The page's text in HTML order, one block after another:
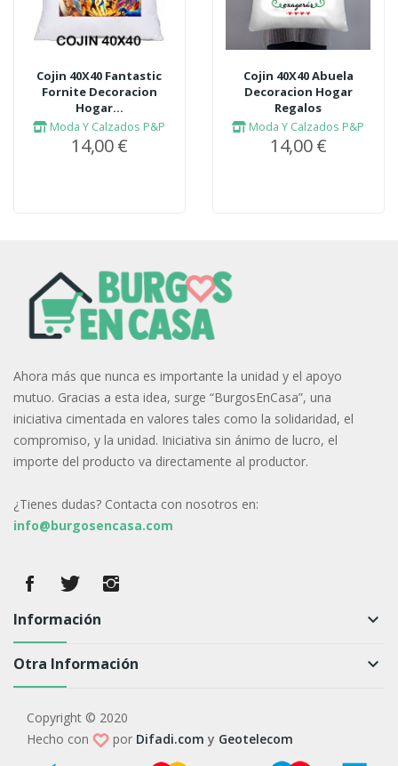
Cojin 40X40 Fantastic
Fornite Decoracion
Hogar...
Moda Y Calzados P&P
14,00 €
Cojin 40X40 Abuela
Decoracion Hogar
Regalos
Moda Y Calzados P&P
14,00 €
Ahora más que nunca es importante la unidad y el apoyo
mutuo. Gracias a esta idea, surge “BurgosEnCasa”, una
iniciativa cimentada en valores tales como la solidaridad, el
compromiso, y la unidad. Iniciativa sin ánimo de lucro, el
importe del producto va directamente al productor.
¿Tienes dudas? Contacta con nosotros en:
info@burgosencasa.com
Información keyboard_arrow_down
Otra Información keyboard_arrow_down
Copyright © 2020
Hecho con
por Difadi.com y Geotelecom